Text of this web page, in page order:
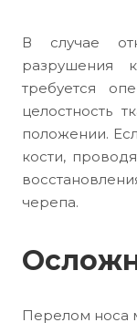
В случае
разрушения
требуется
целостность
положении.
кости,
черепа.
Перелом носа